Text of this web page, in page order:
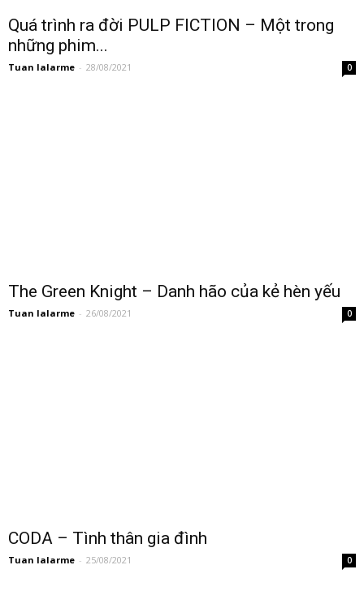
Quá trình ra đời PULP FICTION – Một trong
những phim...
Tuan lalarme - 28/08/2021 0
The Green Knight – Danh hão của kẻ hèn yếu
Tuan lalarme - 26/08/2021 0
CODA – Tình thân gia đình
Tuan lalarme - 25/08/2021 0